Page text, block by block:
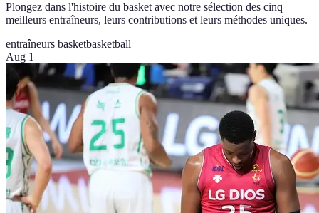
Plongez dans l'histoire du basket avec notre sélection des cinq
meilleurs entraîneurs, leurs contributions et leurs méthodes uniques.
entraîneurs basketbasketball
Aug 1